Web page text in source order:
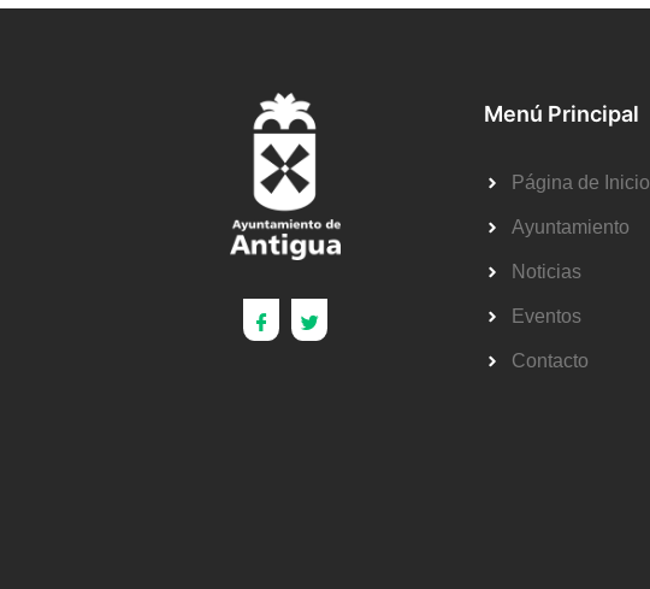
Menú Principal
Página de Inicio
Ayuntamiento
Noticias
Eventos
Contacto